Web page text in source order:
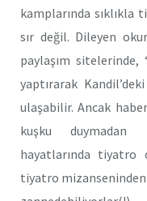
kamplarında
sır değil. Dileyen
paylaşım
yaptırarak
ulaşabilir. Ancak
kuşku duymadan
hayatlarında
tiyatro mizanseninden